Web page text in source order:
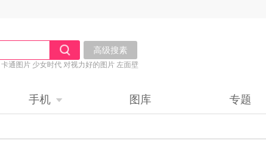
高级搜素
卡通图片 少女时代 对视力好的图片 左面壁
手机 图库 专题